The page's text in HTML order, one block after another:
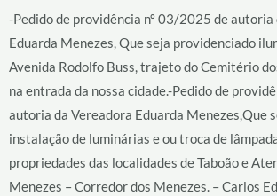
-Pedido de providência nº 03/2025 de autoria
Eduarda Menezes, Que seja providenciado
Avenida Rodolfo Buss, trajeto do Cemitério
na entrada da nossa cidade.-Pedido de
autoria da Vereadora Eduarda Menezes,Que
instalação de luminárias e ou troca de
propriedades das localidades de Taboão e
Menezes – Corredor dos Menezes. – Carlos